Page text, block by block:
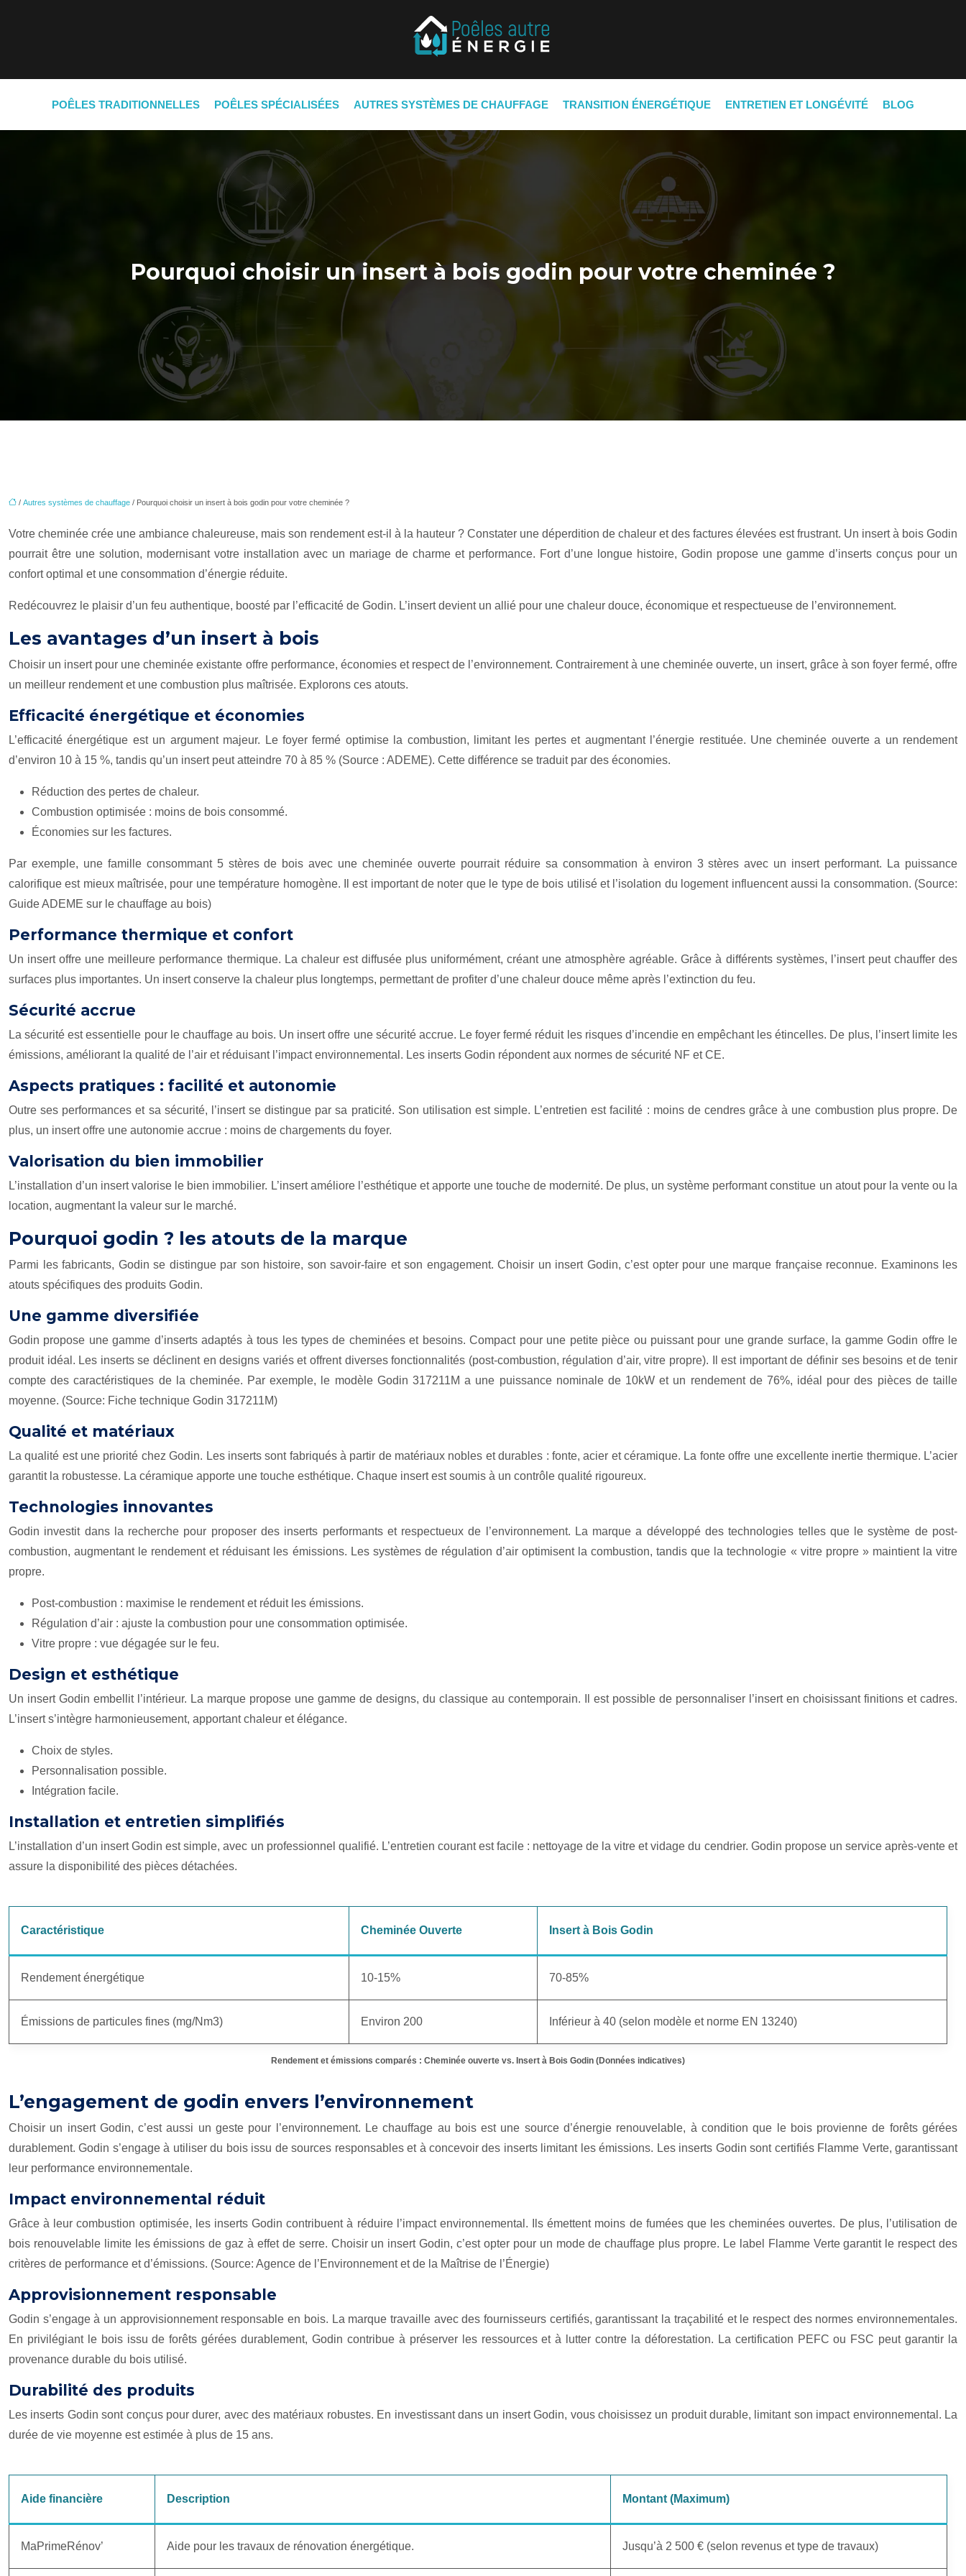
POÊLES TRADITIONNELLES POÊLES SPÉCIALISÉES AUTRES SYSTÈMES DE CHAUFFAGE TRANSITION ÉNERGÉTIQUE ENTRETIEN ET LONGÉVITÉ BLOG
Pourquoi choisir un insert à bois godin pour votre cheminée ?
/ Autres systèmes de chauffage / Pourquoi choisir un insert à bois godin pour votre cheminée ?
Votre cheminée crée une ambiance chaleureuse, mais son rendement est-il à la hauteur ? Constater une déperdition de chaleur et des factures élevées est frustrant. Un insert à bois Godin
pourrait être une solution, modernisant votre installation avec un mariage de charme et performance. Fort d’une longue histoire, Godin propose une gamme d’inserts conçus pour un
confort optimal et une consommation d’énergie réduite.
Redécouvrez le plaisir d’un feu authentique, boosté par l’efficacité de Godin. L’insert devient un allié pour une chaleur douce, économique et respectueuse de l’environnement.
Les avantages d’un insert à bois
Choisir un insert pour une cheminée existante offre performance, économies et respect de l’environnement. Contrairement à une cheminée ouverte, un insert, grâce à son foyer fermé, offre
un meilleur rendement et une combustion plus maîtrisée. Explorons ces atouts.
Efficacité énergétique et économies
L’efficacité énergétique est un argument majeur. Le foyer fermé optimise la combustion, limitant les pertes et augmentant l’énergie restituée. Une cheminée ouverte a un rendement
d’environ 10 à 15 %, tandis qu’un insert peut atteindre 70 à 85 % (Source : ADEME). Cette différence se traduit par des économies.
Réduction des pertes de chaleur.
Combustion optimisée : moins de bois consommé.
Économies sur les factures.
Par exemple, une famille consommant 5 stères de bois avec une cheminée ouverte pourrait réduire sa consommation à environ 3 stères avec un insert performant. La puissance
calorifique est mieux maîtrisée, pour une température homogène. Il est important de noter que le type de bois utilisé et l’isolation du logement influencent aussi la consommation. (Source:
Guide ADEME sur le chauffage au bois)
Performance thermique et confort
Un insert offre une meilleure performance thermique. La chaleur est diffusée plus uniformément, créant une atmosphère agréable. Grâce à différents systèmes, l’insert peut chauffer des
surfaces plus importantes. Un insert conserve la chaleur plus longtemps, permettant de profiter d’une chaleur douce même après l’extinction du feu.
Sécurité accrue
La sécurité est essentielle pour le chauffage au bois. Un insert offre une sécurité accrue. Le foyer fermé réduit les risques d’incendie en empêchant les étincelles. De plus, l’insert limite les
émissions, améliorant la qualité de l’air et réduisant l’impact environnemental. Les inserts Godin répondent aux normes de sécurité NF et CE.
Aspects pratiques : facilité et autonomie
Outre ses performances et sa sécurité, l’insert se distingue par sa praticité. Son utilisation est simple. L’entretien est facilité : moins de cendres grâce à une combustion plus propre. De
plus, un insert offre une autonomie accrue : moins de chargements du foyer.
Valorisation du bien immobilier
L’installation d’un insert valorise le bien immobilier. L’insert améliore l’esthétique et apporte une touche de modernité. De plus, un système performant constitue un atout pour la vente ou la
location, augmentant la valeur sur le marché.
Pourquoi godin ? les atouts de la marque
Parmi les fabricants, Godin se distingue par son histoire, son savoir-faire et son engagement. Choisir un insert Godin, c’est opter pour une marque française reconnue. Examinons les
atouts spécifiques des produits Godin.
Une gamme diversifiée
Godin propose une gamme d’inserts adaptés à tous les types de cheminées et besoins. Compact pour une petite pièce ou puissant pour une grande surface, la gamme Godin offre le
produit idéal. Les inserts se déclinent en designs variés et offrent diverses fonctionnalités (post-combustion, régulation d’air, vitre propre). Il est important de définir ses besoins et de tenir
compte des caractéristiques de la cheminée. Par exemple, le modèle Godin 317211M a une puissance nominale de 10kW et un rendement de 76%, idéal pour des pièces de taille
moyenne. (Source: Fiche technique Godin 317211M)
Qualité et matériaux
La qualité est une priorité chez Godin. Les inserts sont fabriqués à partir de matériaux nobles et durables : fonte, acier et céramique. La fonte offre une excellente inertie thermique. L’acier
garantit la robustesse. La céramique apporte une touche esthétique. Chaque insert est soumis à un contrôle qualité rigoureux.
Technologies innovantes
Godin investit dans la recherche pour proposer des inserts performants et respectueux de l’environnement. La marque a développé des technologies telles que le système de post-
combustion, augmentant le rendement et réduisant les émissions. Les systèmes de régulation d’air optimisent la combustion, tandis que la technologie « vitre propre » maintient la vitre
propre.
Post-combustion : maximise le rendement et réduit les émissions.
Régulation d’air : ajuste la combustion pour une consommation optimisée.
Vitre propre : vue dégagée sur le feu.
Design et esthétique
Un insert Godin embellit l’intérieur. La marque propose une gamme de designs, du classique au contemporain. Il est possible de personnaliser l’insert en choisissant finitions et cadres.
L’insert s’intègre harmonieusement, apportant chaleur et élégance.
Choix de styles.
Personnalisation possible.
Intégration facile.
Installation et entretien simplifiés
L’installation d’un insert Godin est simple, avec un professionnel qualifié. L’entretien courant est facile : nettoyage de la vitre et vidage du cendrier. Godin propose un service après-vente et
assure la disponibilité des pièces détachées.
Rendement et émissions comparés : Cheminée ouverte vs. Insert à Bois Godin (Données indicatives)
Caractéristique Cheminée Ouverte Insert à Bois Godin
Rendement énergétique 10-15% 70-85%
Émissions de particules fines (mg/Nm3) Environ 200 Inférieur à 40 (selon modèle et norme EN 13240)
L’engagement de godin envers l’environnement
Choisir un insert Godin, c’est aussi un geste pour l’environnement. Le chauffage au bois est une source d’énergie renouvelable, à condition que le bois provienne de forêts gérées
durablement. Godin s’engage à utiliser du bois issu de sources responsables et à concevoir des inserts limitant les émissions. Les inserts Godin sont certifiés Flamme Verte, garantissant
leur performance environnementale.
Impact environnemental réduit
Grâce à leur combustion optimisée, les inserts Godin contribuent à réduire l’impact environnemental. Ils émettent moins de fumées que les cheminées ouvertes. De plus, l’utilisation de
bois renouvelable limite les émissions de gaz à effet de serre. Choisir un insert Godin, c’est opter pour un mode de chauffage plus propre. Le label Flamme Verte garantit le respect des
critères de performance et d’émissions. (Source: Agence de l’Environnement et de la Maîtrise de l’Énergie)
Approvisionnement responsable
Godin s’engage à un approvisionnement responsable en bois. La marque travaille avec des fournisseurs certifiés, garantissant la traçabilité et le respect des normes environnementales.
En privilégiant le bois issu de forêts gérées durablement, Godin contribue à préserver les ressources et à lutter contre la déforestation. La certification PEFC ou FSC peut garantir la
provenance durable du bois utilisé.
Durabilité des produits
Les inserts Godin sont conçus pour durer, avec des matériaux robustes. En investissant dans un insert Godin, vous choisissez un produit durable, limitant son impact environnemental. La
durée de vie moyenne est estimée à plus de 15 ans.
Aide financière Description Montant (Maximum)
MaPrimeRénov’ Aide pour les travaux de rénovation énergétique. Jusqu’à 2 500 € (selon revenus et type de travaux)